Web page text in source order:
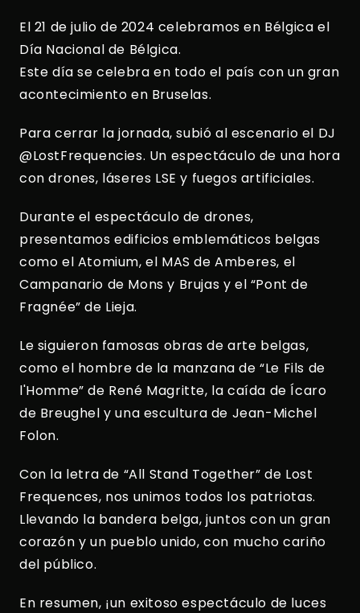
El 21 de julio de 2024 celebramos en Bélgica el
Día Nacional de Bélgica.
Este día se celebra en todo el país con un gran
acontecimiento en Bruselas.
Para cerrar la jornada, subió al escenario el DJ
@LostFrequencies. Un espectáculo de una hora
con drones, láseres LSE y fuegos artificiales.
Durante el espectáculo de drones,
presentamos edificios emblemáticos belgas
como el Atomium, el MAS de Amberes, el
Campanario de Mons y Brujas y el “Pont de
Fragnée” de Lieja.
Le siguieron famosas obras de arte belgas,
como el hombre de la manzana de “Le Fils de
l'Homme” de René Magritte, la caída de Ícaro
de Breughel y una escultura de Jean-Michel
Folon.
Con la letra de “All Stand Together” de Lost
Frequences, nos unimos todos los patriotas.
Llevando la bandera belga, juntos con un gran
corazón y un pueblo unido, con mucho cariño
del público.
En resumen, ¡un exitoso espectáculo de luces